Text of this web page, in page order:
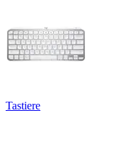
Tastiere